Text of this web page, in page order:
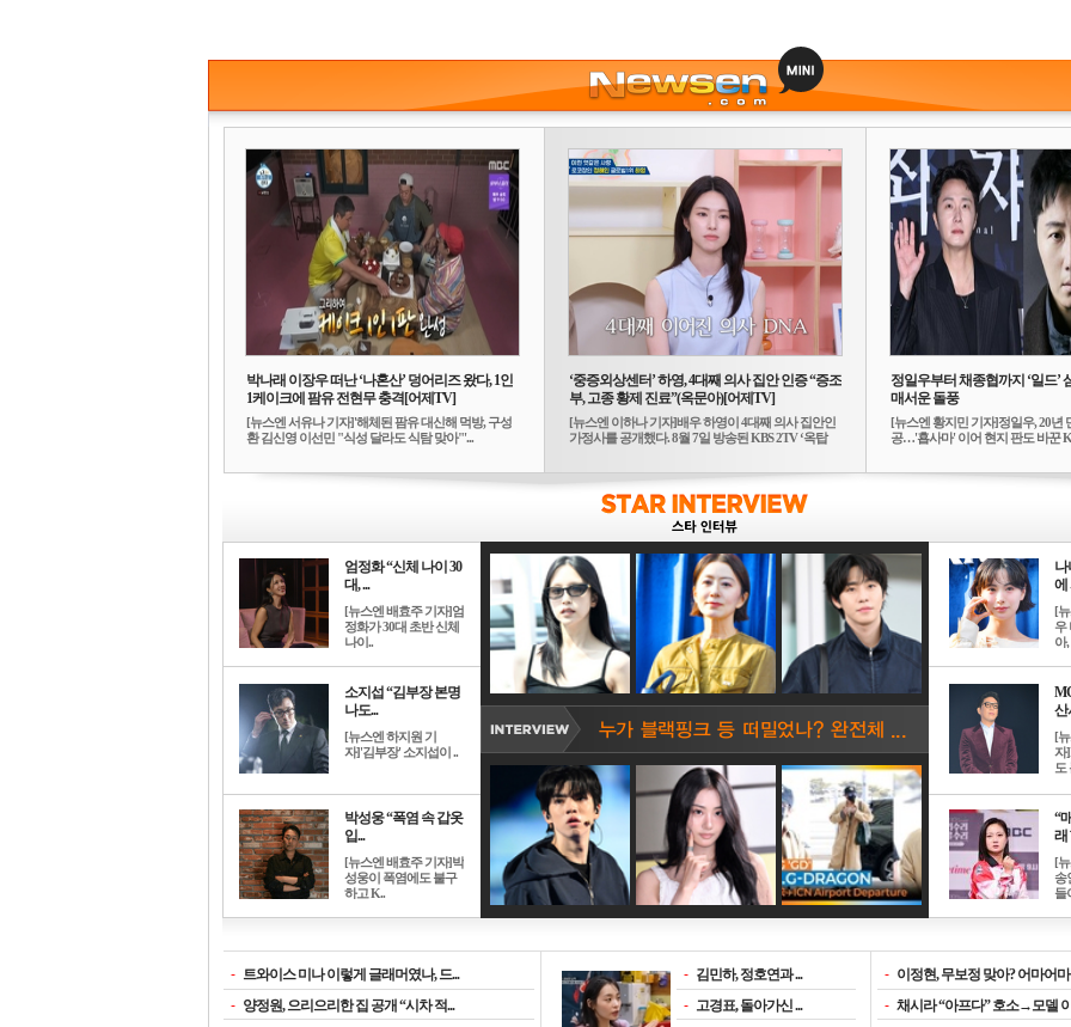
박나래 이장우 떠난 ‘나혼산’ 덩어리즈 왔다, 1인
1케이크에 팜유 전현무 충격[어제TV]
[뉴스엔 서유나 기자]'해체된 팜유 대신해 먹방, 구성
환 김신영 이선민 "식성 달라도 식탐 맞아"'...
‘중증외상센터’ 하영, 4대째 의사 집안 인증 “증조
부, 고종 황제 진료”(옥문아)[어제TV]
[뉴스엔 이하나 기자]배우 하영이 4대째 의사 집안인
가정사를 공개했다. 8월 7일 방송된 KBS 2TV ‘옥탑
정일우부터 채종협까지 ‘일드’
매서운 돌풍
[뉴스엔 황지민 기자]정일우, 20년
공…'횹사마' 이어 현지 판도 바꾼
엄정화 “신체 나이 30
대, ...
[뉴스엔 배효주 기자]엄
정화가 30대 초반 신체
나이..
소지섭 “김부장 본명
나도...
[뉴스엔 하지원 기
자]'김부장' 소지섭이 ..
박성웅 “폭염 속 갑옷
입...
[뉴스엔 배효주 기자]박
성웅이 폭염에도 불구
하고 K..
나
에
[
우
아,
산
[
자
도
“
래
[
송
들
- 트와이스 미나 이렇게 글래머였나, 드...
- 양정원, 으리으리한 집 공개 “시차 적...
- 김민하, 정호연과 ...
- 고경표, 돌아가신 ...
- 이정현, 무보정 맞아? 어마어마
- 채시라 “아프다” 호소→모델